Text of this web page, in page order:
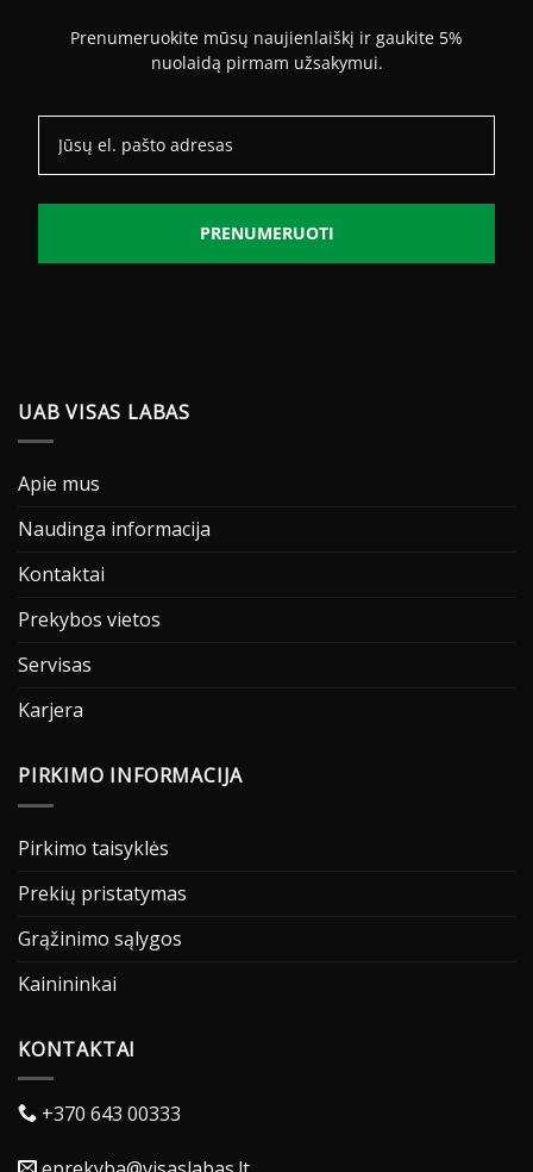
Prenumeruokite mūsų naujienlaiškį ir gaukite 5%
nuolaidą pirmam užsakymui.
PRENUMERUOTI
UAB VISAS LABAS
Apie mus
Naudinga informacija
Kontaktai
Prekybos vietos
Servisas
Karjera
PIRKIMO INFORMACIJA
Pirkimo taisyklės
Prekių pristatymas
Grąžinimo sąlygos
Kainininkai
KONTAKTAI
+370 643 00333